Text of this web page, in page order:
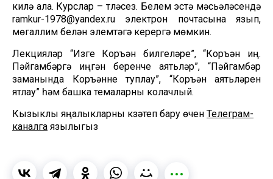
килә ала. Курслар – түләүсез. Белем эстәү мәсьәләсендә
ramkur-1978@yandex.ru электрон почтасына язып,
мөгаллим белән элемтәгә керергә мөмкин.
Лекцияләр “Изге Коръән билгеләре”, “Коръән иңү.
Пәйгамбәргә иңгән беренче аятьләр”, “Пәйгамбәр
заманында Коръәнне туплау”, “Коръән аятьләрен
ятлау” һәм башка темаларны колачлый.
Кызыклы яңалыкларны күзәтеп бару өчен Телеграм-
каналга язылыгыз